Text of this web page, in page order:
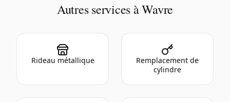
Autres services à Wavre
Rideau métallique
Remplacement de
cylindre